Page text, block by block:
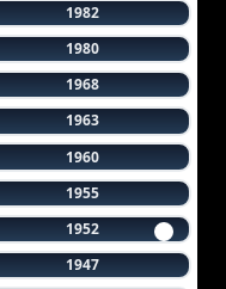
1982
1980
1968
1963
1960
1955
1952
1947